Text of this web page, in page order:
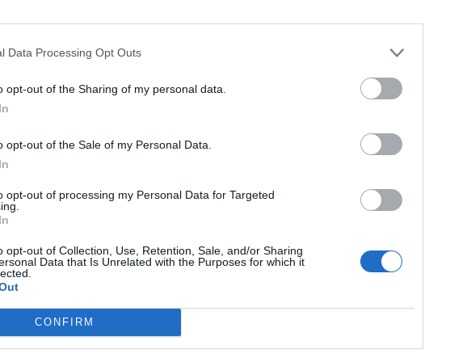
Data Processing Opt Outs
opt-out of the Sharing of my personal data.
opt-out of the Sale of my Personal Data.
opt-out of processing my Personal Data for Targeted
opt-out of Collection, Use, Retention, Sale, and/or Sharing
Data that Is Unrelated with the Purposes for which it
CONFIRM
M6. und Ohrringe aus Weißgold, Rubelliten und Diamanten) Kleid von
mit farbigen Diamanten und Saphiren) Anzug von ETRO.
Schmuck von CARTIER HIGH JEWELLERY. („Rezzonico“ Collier und
Hose von BRIONI. Schuhe von JIMMY CHOO
aus
Schmuck von CARTIER HIGH JEWELLERY. („ Green Tigre de Siberie“ Collier
aus Gelbgold, Smaragden, Onyx und farbigen Diamanten) Jacke von
bringen? BeiCartierwirst du fündig.